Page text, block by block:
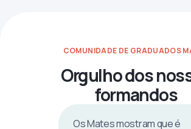
COMUNIDADE DE GRADUADOS
Orgulho dos
formandos
Os Mates mostram que é